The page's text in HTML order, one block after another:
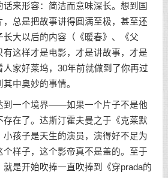
来形容：简洁而意味深长。想到国
，总是把故事讲得圆满至极，甚至还
大以后的内容（《暖春》、《父
这样才是电影，才是讲故事，才是
家好莱坞，30年前就做到了你再过
中奥妙的事情。
一个境界——如果一个片子不是他
在了。达斯汀霍夫曼之于《克莱默
小孩子是天生的演员，演得好不足为
样子，这个影帝真不是盖的。至于
是开始吹捧一直吹捧到《穿prada的